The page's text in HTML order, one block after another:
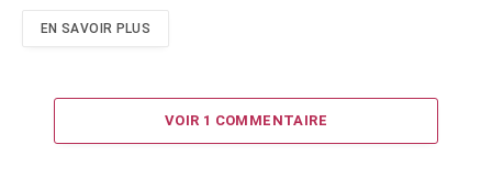
EN SAVOIR PLUS
VOIR 1 COMMENTAIRE